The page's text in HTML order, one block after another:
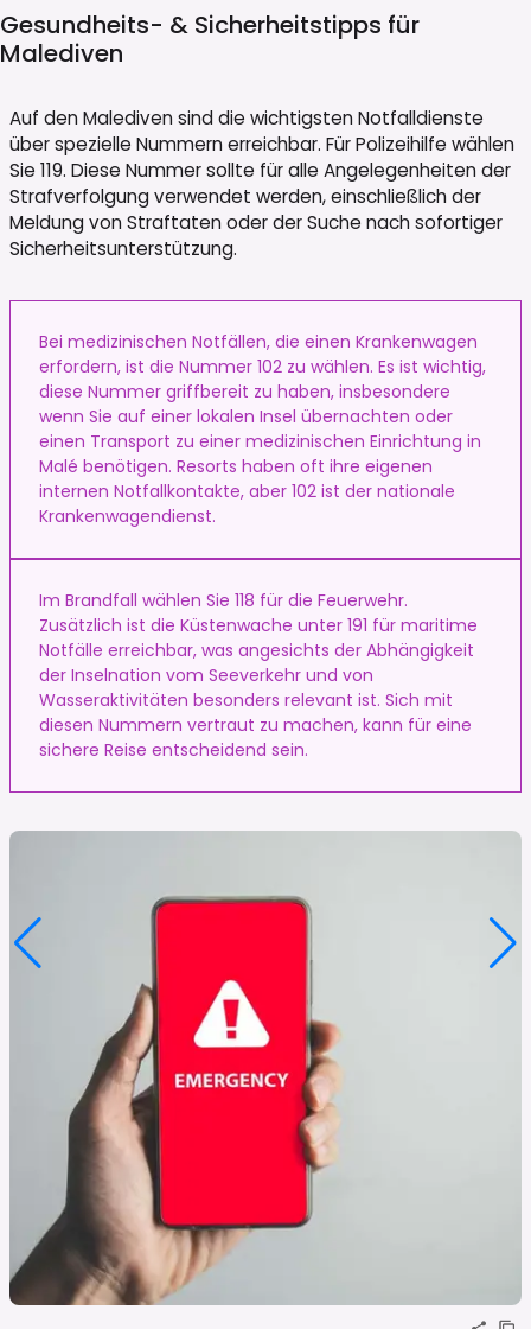
Gesundheits- & Sicherheitstipps für
Malediven
Auf den Malediven sind die wichtigsten Notfalldienste
über spezielle Nummern erreichbar. Für Polizeihilfe wählen
Sie 119. Diese Nummer sollte für alle Angelegenheiten der
Strafverfolgung verwendet werden, einschließlich der
Meldung von Straftaten oder der Suche nach sofortiger
Sicherheitsunterstützung.
Bei medizinischen Notfällen, die einen Krankenwagen
erfordern, ist die Nummer 102 zu wählen. Es ist wichtig,
diese Nummer griffbereit zu haben, insbesondere
wenn Sie auf einer lokalen Insel übernachten oder
einen Transport zu einer medizinischen Einrichtung in
Malé benötigen. Resorts haben oft ihre eigenen
internen Notfallkontakte, aber 102 ist der nationale
Krankenwagendienst.
Im Brandfall wählen Sie 118 für die Feuerwehr.
Zusätzlich ist die Küstenwache unter 191 für maritime
Notfälle erreichbar, was angesichts der Abhängigkeit
der Inselnation vom Seeverkehr und von
Wasseraktivitäten besonders relevant ist. Sich mit
diesen Nummern vertraut zu machen, kann für eine
sichere Reise entscheidend sein.